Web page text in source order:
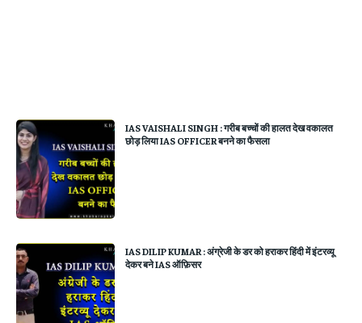
IAS VAISHALI SINGH : गरीब बच्चों की हालत देख वकालत
छोड़ लिया IAS OFFICER बनने का फैसला
IAS DILIP KUMAR : अंग्रेजी के डर को हराकर हिंदी में इंटरव्यू
देकर बने IAS ऑफ़िसर